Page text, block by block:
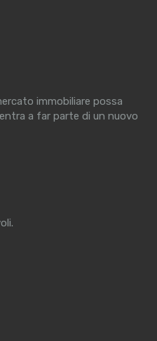
immobiliare possa
a far parte di un nuovo